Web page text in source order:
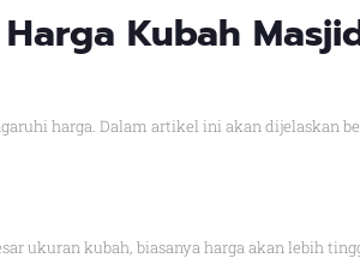
Kubah
harga. Dalam artikel ini akan dijelaskan
ukuran kubah, biasanya harga akan lebih